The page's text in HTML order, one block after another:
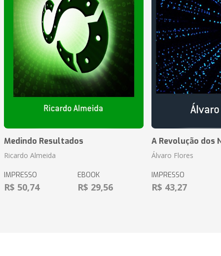
Medindo Resultados
Ricardo Almeida
IMPRESSO
R$ 50,74
EBOOK
R$ 29,56
A Revolução dos
Álvaro Flores
IMPRESSO
R$ 43,27